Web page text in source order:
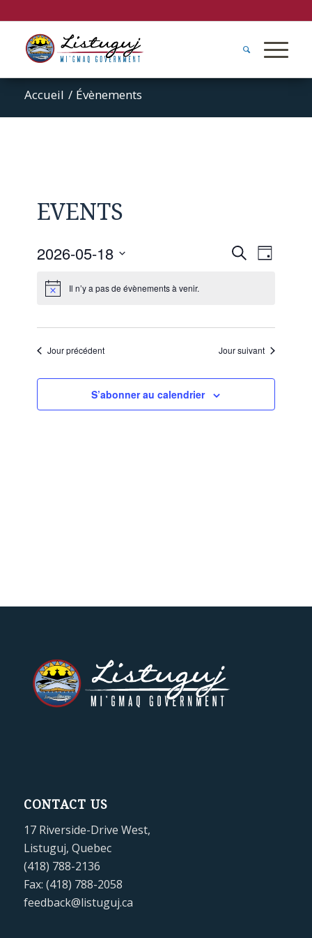
Accueil / Évènements
EVENTS
vues
Recherche
de
Jour
2026-05-18
une
Il n’y a pas de évènements à venir.
Jour précédent Jour suivant
S’abonner au calendrier
CONTACT US
17 Riverside-Drive West,
Listuguj, Quebec
(418) 788-2136
Fax: (418) 788-2058
feedback@listuguj.ca